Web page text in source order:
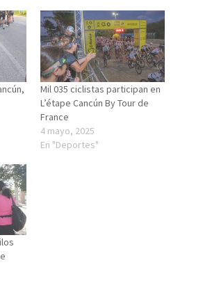
Mil 035 ciclistas participan en
L’étape Cancún By Tour de
France
4 mayo, 2025
En "Deportes"